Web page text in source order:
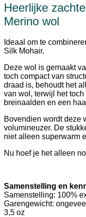
Heerlijke
Merino wol
Ideaal om te
Silk Mohair.
Deze wol is gemaakt
toch compact van
draad is, behoudt het
van wol, terwijl het
breinaalden en een
Bovendien wordt deze
volumineuzer. De
niet alleen superwarm
Nu hoef je het alleen
Samenstelling en
Samenstelling: 100%
Garengewicht:
3,5 oz